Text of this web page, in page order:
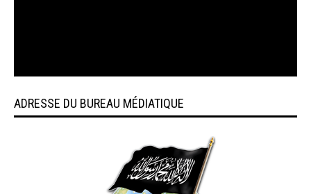
ADRESSE DU BUREAU MÉDIATIQUE